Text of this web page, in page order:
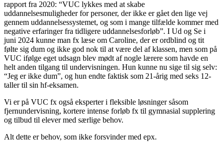
rapport fra 2020: “VUC lykkes med at skabe
uddannelsesmuligheder for personer, der ikke er gået den lige vej
gennem uddannelsessystemet, og som i mange tilfælde kommer med
negative erfaringer fra tidligere uddannelsesforløb”. I Ud og Se i
juni 2024 kunne man fx læse om Caroline, der er ordblind og tit
følte sig dum og ikke god nok til at være del af klassen, men som på
VUC ifølge eget udsagn blev mødt af nogle lærere som havde en
helt anden tilgang til undervisningen. Hun kunne nu sige til sig selv:
“Jeg er ikke dum”, og hun endte faktisk som 21-årig med seks 12-
taller til sin hf-eksamen.
Vi er på VUC fx også eksperter i fleksible løsninger såsom
fjernundervisning, kortere intense forløb fx til gymnasial supplering
og tilbud til elever med særlige behov.
Alt dette er behov, som ikke forsvinder med epx.